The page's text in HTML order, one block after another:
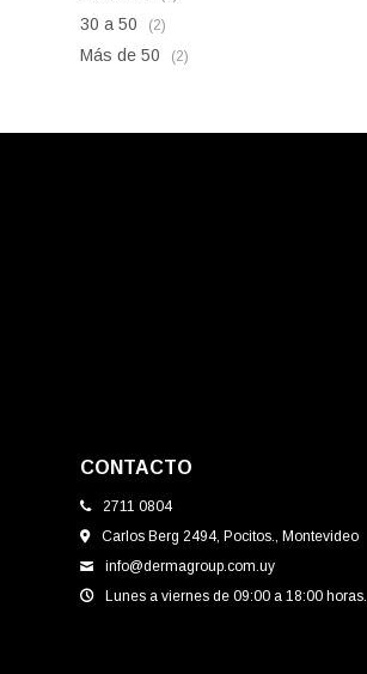
30 a 50 (2)
Más de 50 (2)
CONTACTO
2711 0804
Carlos Berg 2494, Pocitos., Montevideo
info@dermagroup.com.uy
Lunes a viernes de 09:00 a 18:00 horas.